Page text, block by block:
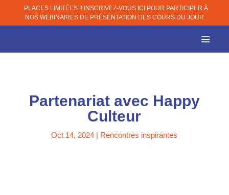
PLACES LIMITÉES !! INSCRIVEZ-VOUS ICI
POUR PARTICIPER À
NOS WEBINAIRES DE PRÉSENTATION DES COURS DU JOUR
Partenariat avec Happy
Culteur
Oct 14, 2024 | Rencontres inspirantes